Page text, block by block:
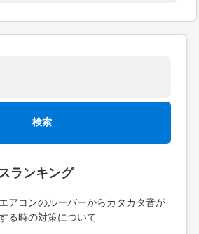
ランキング
エアコンのルーバーからカタカタ音が
る時の対策について